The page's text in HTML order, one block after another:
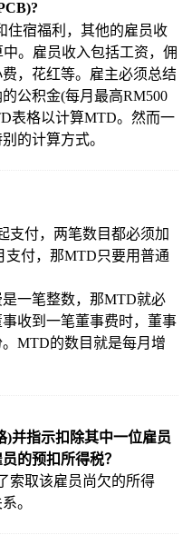
住宿福利，其他的雇员收
。雇员收入包括工资，佣
，花红等。雇主必须总结
公积金(每月最高RM500
表格以计算MTD。然而一
的计算方式。
支付，两笔数目都必须加
付，那MTD只要用普通
一笔整数，那MTD就必
收到一笔董事费时，董事
MTD的数目就是每月增
)并指示扣除其中一位雇员
的预扣所得税？
索取该雇员尚欠的所得
。